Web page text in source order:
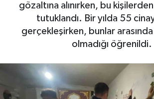
gözaltına alınırken, bu
tutuklandı. Bir yılda 55
gerçekleşirken, bunlar
olmadığı öğrenildi.
Bilim, Teknoloji